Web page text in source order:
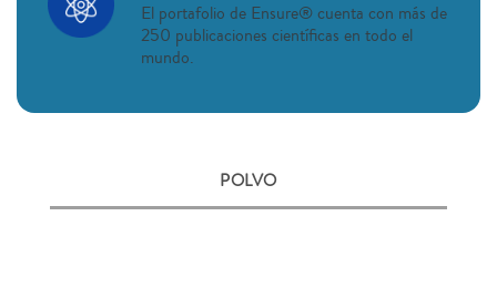
El portafolio de Ensure® cuenta con más de
250 publicaciones científicas en todo el
mundo.
POLVO